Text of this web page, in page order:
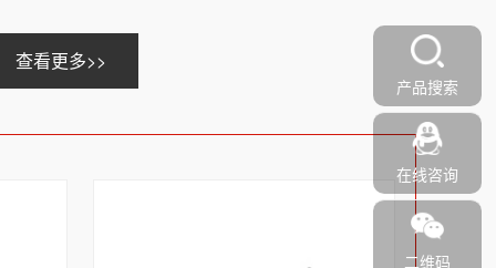
查看更多>>
产品搜索
在线咨询
二维码